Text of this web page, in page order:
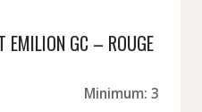
GC – ROUGE
Minimum: 3